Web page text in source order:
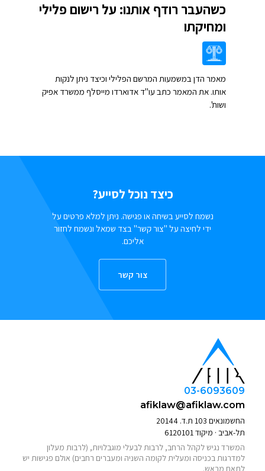
כשהעבר רודף אותנו: על רישום פלילי
ומחיקתו
מאמר הדן במשמעות המרשם הפלילי וכיצד ניתן לנקות
אותו. את המאמר כתב עו"ד אדוארדו מייסלף ממשרד אפיק
ושות'.
כיצד נוכל לסייע?
נשמח לסייע בשיחה או פגישה. ניתן למלא פרטים על
ידי לחיצה על "צור קשר" בצד שמאל ונשמח לחזור
אליכם.
צור קשר
03-6093609
afiklaw@afiklaw.com
החשמונאים 103 ת.ד. 20144
תל-אביב · מיקוד 6120101
המשרד נגיש לקהל הרחב, לרבות לבעלי מוגבלויות, (לרבות מעלון
למדרגות בכניסה ומעלית לקומה השניה ומעברים רחבים) אולם פגישות יש